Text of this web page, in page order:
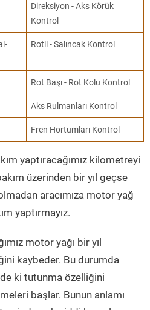
Direksiyon - Aks Körük
Kontrol
Rotil - Salıncak Kontrol
Rot Başı - Rot Kolu Kontrol
Aks Rulmanları Kontrol
Fren Hortumları Kontrol
yaptıracağımız kilometreyi
üzerinden bir yıl geçse
aracımıza motor yağ
yaptırmayız.
motor yağı bir yıl
kaybeder. Bu durumda
ki tutunma özelliğini
başlar. Bunun anlamı